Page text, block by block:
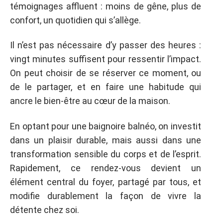
témoignages affluent : moins de gêne, plus de
confort, un quotidien qui s’allège.
Il n’est pas nécessaire d’y passer des heures :
vingt minutes suffisent pour ressentir l’impact.
On peut choisir de se réserver ce moment, ou
de le partager, et en faire une habitude qui
ancre le bien-être au cœur de la maison.
En optant pour une baignoire balnéo, on investit
dans un plaisir durable, mais aussi dans une
transformation sensible du corps et de l’esprit.
Rapidement, ce rendez-vous devient un
élément central du foyer, partagé par tous, et
modifie durablement la façon de vivre la
détente chez soi.